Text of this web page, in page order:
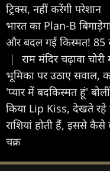
ट्रिक्स, नहीं करेंगी परेशान
भारत का Plan-B
और बदल गई किस्मत! 85
|
राम मंदिर चढ़ावा
भूमिका पर उठाए सवाल,
'प्यार में बदकिस्मत हूं'
किया Lip Kiss, देखते रहे
राशियां होती हैं, इससे
चक्र